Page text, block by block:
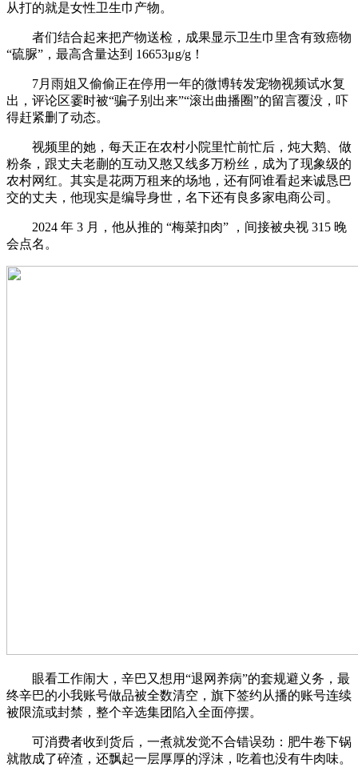
从打的就是女性卫生巾产物。
者们结合起来把产物送检，成果显示卫生巾里含有致癌物
“硫脲”，最高含量达到 16653μg/g！
7月雨姐又偷偷正在停用一年的微博转发宠物视频试水复
出，评论区霎时被“骗子别出来”“滚出曲播圈”的留言覆没，吓
得赶紧删了动态。
视频里的她，每天正在农村小院里忙前忙后，炖大鹅、做
粉条，跟丈夫老蒯的互动又憨又线多万粉丝，成为了现象级的
农村网红。其实是花两万租来的场地，还有阿谁看起来诚恳巴
交的丈夫，他现实是编导身世，名下还有良多家电商公司。
2024 年 3 月，他从推的 “梅菜扣肉” ，间接被央视 315 晚
会点名。
眼看工作闹大，辛巴又想用“退网养病”的套规避义务，最
终辛巴的小我账号做品被全数清空，旗下签约从播的账号连续
被限流或封禁，整个辛选集团陷入全面停摆。
可消费者收到货后，一煮就发觉不合错误劲：肥牛卷下锅
就散成了碎渣，还飘起一层厚厚的浮沫，吃着也没有牛肉味。